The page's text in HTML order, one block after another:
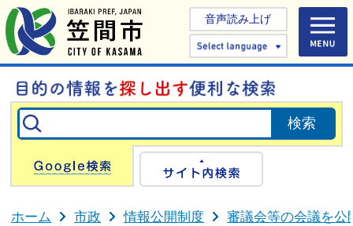
音声読み上げ
Select
Google検索
ホーム 市政 情報公開制度 審議会等の会議を公